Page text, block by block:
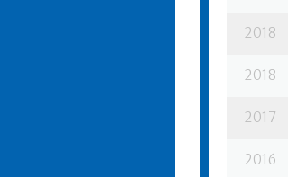
2018
2018
2017
2016